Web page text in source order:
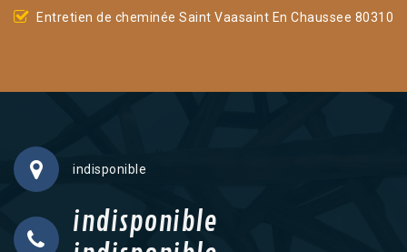
Entretien de cheminée Saint Vaasaint En Chaussee 80310
indisponible
indisponible